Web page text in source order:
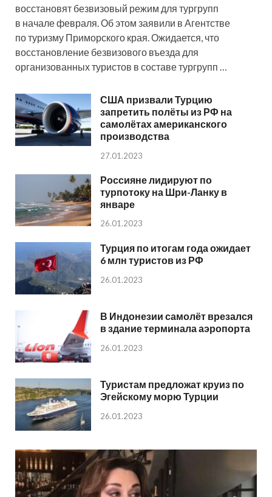
восстановят безвизовый режим для тургрупп
в начале февраля. Об этом заявили в Агентстве
по туризму Приморского края. Ожидается, что
восстановление безвизового въезда для
организованных туристов в составе тургрупп …
США призвали Турцию
запретить полёты из РФ на
самолётах американского
производства
27.01.2023
Россияне лидируют по
турпотоку на Шри-Ланку в
январе
26.01.2023
Турция по итогам года ожидает
6 млн туристов из РФ
26.01.2023
В Индонезии самолёт врезался
в здание терминала аэропорта
26.01.2023
Туристам предложат круиз по
Эгейскому морю Турции
26.01.2023